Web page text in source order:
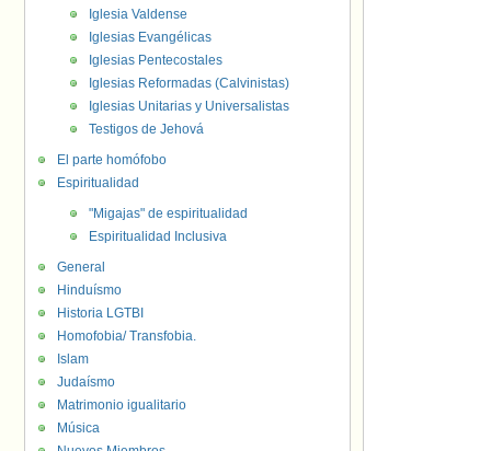
Iglesia Valdense
Iglesias Evangélicas
Iglesias Pentecostales
Iglesias Reformadas (Calvinistas)
Iglesias Unitarias y Universalistas
Testigos de Jehová
El parte homófobo
Espiritualidad
"Migajas" de espiritualidad
Espiritualidad Inclusiva
General
Hinduísmo
Historia LGTBI
Homofobia/ Transfobia.
Islam
Judaísmo
Matrimonio igualitario
Música